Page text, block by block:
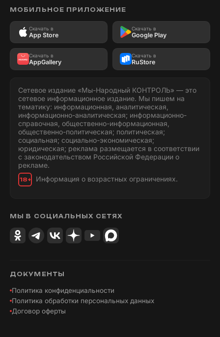
МОБИЛЬНОЕ ПРИЛОЖЕНИЕ
Скачать в
App Store
Скачать в
Google Play
Скачать в
AppGallery
Скачать в
RuStore
Сетевое издание «Мы-Народный КОНТРОЛЬ» — это
сетевое информационное издание. Мы пишем на
тематику: информационная, аналитическая,
информационно-аналитическая; информационно-
справочная, общественно-информационная,
общественно-политическая; политическая;
социальная; социально-экономическая;
юридическая; реклама размещается в соответствии
с законодательством Российской Федерации о
рекламе.
18+ Информация о возрастных ограничениях.
МЫ В СОЦИАЛЬНЫХ СЕТЯХ
ДОКУМЕНТЫ
Политика конфиденциальности
Политика обработки персональных данных
Договор оферты